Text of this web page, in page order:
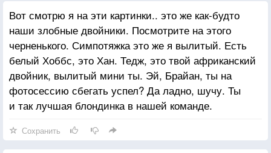
Вот смотрю я на эти картинки.. это же как-будто
наши злобные двойники. Посмотрите на этого
черненького. Симпотяжка это же я вылитый. Есть
белый Хоббс, это Хан. Тедж, это твой африканский
двойник, вылитый мини ты. Эй, Брайан, ты на
фотосессию сбегать успел? Да ладно, шучу. Ты
и так лучшая блондинка в нашей команде.
Сохранить